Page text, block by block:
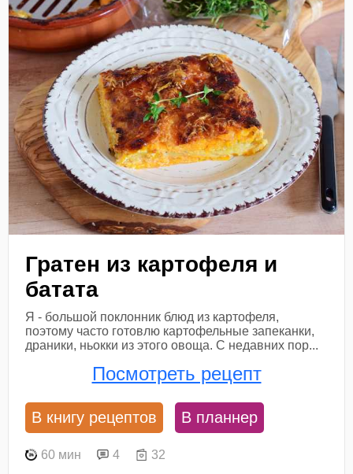
Гратен из картофеля и
батата
Я - большой поклонник блюд из картофеля,
поэтому часто готовлю картофельные запеканки,
драники, ньокки из этого овоща. С недавних пор...
Посмотреть рецепт
В книгу рецептов В планнер
60 мин 4 32